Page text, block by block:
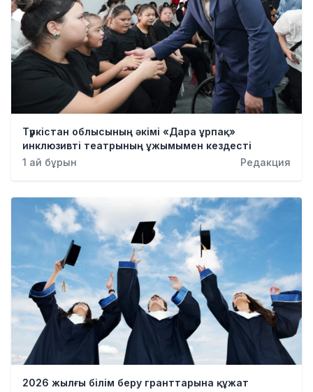
Түркістан облысының әкімі «Дара ұрпақ»
инклюзивті театрының ұжымымен кездесті
1 ай бұрын
Редакция
2026 жылғы білім беру гранттарына құжат